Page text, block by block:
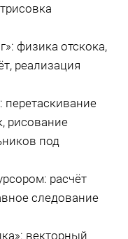
физика отскока,
реализация
рисование
под
расчёт
следование
векторный